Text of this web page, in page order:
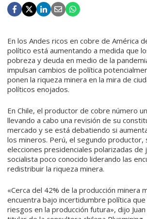
En los Andes ricos en cobre de América
político está aumentando a medida que
pobreza y deuda en medio de la
impulsan cambios de política
ponen la riqueza minera en la mira de
políticos enojados.
En Chile, el productor de cobre número
llevando a cabo una revisión de su
mercado y se está debatiendo si
los mineros. Perú, el segundo productor,
elecciones presidenciales polarizadas de
socialista poco conocido liderando las
redistribuir la riqueza minera.
«Cerca del 42% de la producción minera
encuentra bajo incertidumbre política
riesgos en la producción futura», dijo